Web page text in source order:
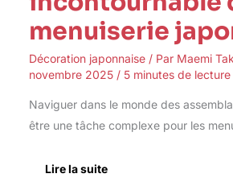
menuiserie
Décoration japonnaise/ Par Maemi
novembre 2025 / 5 minutes de lecture
Naviguer dans le monde des
être une tâche complexe pour les
Lire la suite